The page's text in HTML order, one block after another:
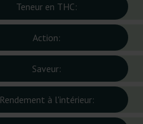
Teneur en THC:
Action:
Saveur:
Rendement à l'intérieur: